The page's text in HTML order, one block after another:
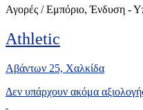
Αγορές / Εμπόριο, Ένδυση -
Athletic
Αβάντων 25, Χαλκίδα
Δεν υπάρχουν ακόμα